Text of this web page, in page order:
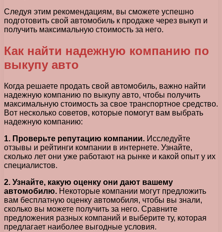
Следуя этим рекомендациям, вы сможете успешно
подготовить свой автомобиль к продаже через выкуп и
получить максимальную стоимость за него.
Как найти надежную компанию по
выкупу авто
Когда решаете продать свой автомобиль, важно найти
надежную компанию по выкупу авто, чтобы получить
максимальную стоимость за свое транспортное средство.
Вот несколько советов, которые помогут вам выбрать
надежную компанию:
1. Проверьте репутацию компании. Исследуйте
отзывы и рейтинги компании в интернете. Узнайте,
сколько лет они уже работают на рынке и какой опыт у их
специалистов.
2. Узнайте, какую оценку они дают вашему
автомобилю. Некоторые компании могут предложить
вам бесплатную оценку автомобиля, чтобы вы знали,
сколько вы можете получить за него. Сравните
предложения разных компаний и выберите ту, которая
предлагает наиболее выгодные условия.